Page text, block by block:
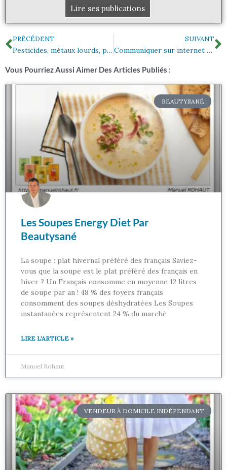
Lire ses publications
Précédent
PRÉCÉDENT
Pesticides, métaux lourds, perturbateurs endocriniens
SUIVANT
Communiquer sur internet quand on est VDI, mode d’emploi
Vous Pourriez Aussi Aimer Des Articles Publiés :
BEAUTYSANÉ
Les Soupes Energy Diet Par
Beautysané
La soupe : plat hivernal préféré des français Saviez-
vous que la soupe est le plat préféré des français en
hiver ? Un Français consomme en moyenne 12 litres
de soupe par an ! 48 % des foyers français
consomment des soupes déshydratées Les Soupes
instantanées représentent 24 % du marché
LIRE L'ARTICLE »
Manuel Rohaut
VENDEUR À DOMICILE INDÉPENDANT